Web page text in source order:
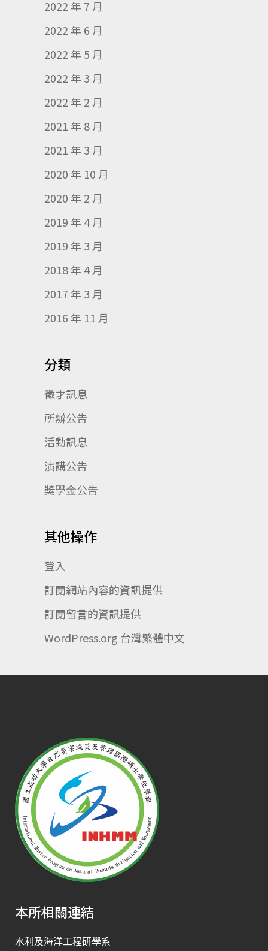
2022 年 7 月
2022 年 6 月
2022 年 5 月
2022 年 3 月
2022 年 2 月
2021 年 8 月
2021 年 3 月
2020 年 10 月
2020 年 2 月
2019 年 4 月
2019 年 3 月
2018 年 4 月
2017 年 3 月
2016 年 11 月
分類
徵才訊息
所辦公告
活動訊息
演講公告
獎學金公告
其他操作
登入
訂閱網站內容的資訊提供
訂閱留言的資訊提供
WordPress.org 台灣繁體中文
本所相關連結
水利及海洋工程研學系